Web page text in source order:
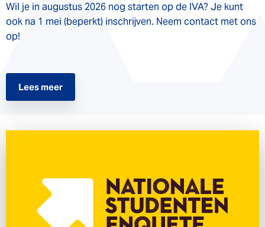
Wil je in augustus 2026 nog starten op de IVA? Je kunt
ook na 1 mei (beperkt) inschrijven. Neem contact met ons
op!
Lees meer